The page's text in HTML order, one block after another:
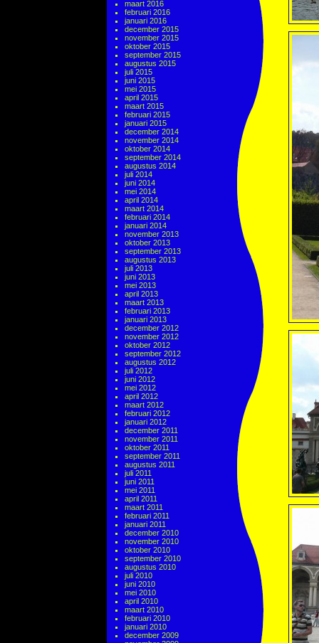
maart 2016
februari 2016
januari 2016
december 2015
november 2015
oktober 2015
september 2015
augustus 2015
juli 2015
juni 2015
mei 2015
april 2015
maart 2015
februari 2015
januari 2015
december 2014
november 2014
oktober 2014
september 2014
augustus 2014
juli 2014
juni 2014
mei 2014
april 2014
maart 2014
februari 2014
januari 2014
november 2013
oktober 2013
september 2013
augustus 2013
juli 2013
juni 2013
mei 2013
april 2013
maart 2013
februari 2013
januari 2013
december 2012
november 2012
oktober 2012
september 2012
augustus 2012
juli 2012
juni 2012
mei 2012
april 2012
maart 2012
februari 2012
januari 2012
december 2011
november 2011
oktober 2011
september 2011
augustus 2011
juli 2011
juni 2011
mei 2011
april 2011
maart 2011
februari 2011
januari 2011
december 2010
november 2010
oktober 2010
september 2010
augustus 2010
juli 2010
juni 2010
mei 2010
april 2010
maart 2010
februari 2010
januari 2010
december 2009